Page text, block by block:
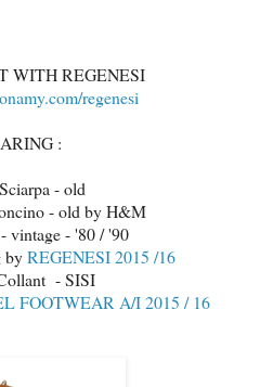
WITH REGENESI
regenesi
:
- old
- old by H&M
vintage - '80 / '90
byREGENESI 2015 /16
- SISI
FOOTWEAR A/I 2015 / 16